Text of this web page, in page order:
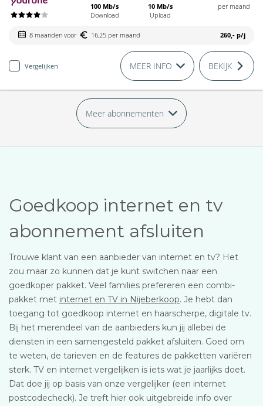
100 Mb/s
Download
10 Mb/s
Upload
per maand
8 maanden voor 16,25 per maand 260,- p/j
Vergelijken MEER INFO BEKIJK
Meer abonnementen
Goedkoop internet en tv
abonnement afsluiten
Trouwe klant van een aanbieder van internet en tv? Het
zou maar zo kunnen dat je kunt switchen naar een
goedkoper pakket. Veel families prefereren een combi-
pakket met internet en TV in Nijeberkoop. Je hebt dan
toegang tot goedkoop internet en haarscherpe, digitale tv.
Bij het merendeel van de aanbieders kun jij allebei de
diensten in een samengesteld pakket afsluiten. Goed om
te weten, de tarieven en de features de pakketten variëren
sterk. TV en internet vergelijken is iets wat je jaarlijks doet.
Dat doe jij op basis van onze vergelijker (een internet
postcodecheck). Je treft hier ook uitgebreide info over